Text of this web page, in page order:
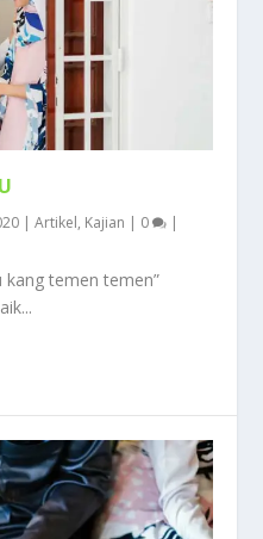
|Artikel, Kajian 0
kang temen temen”